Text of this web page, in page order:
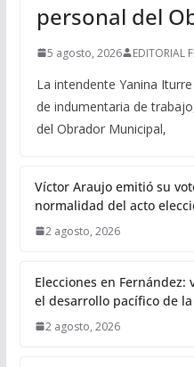
personal del
5 agosto, 2026 EDITORIAL
La intendente Yanina
de indumentaria de
del Obrador Municipal,
Víctor Araujo emitió su
normalidad del acto
2 agosto, 2026
Elecciones en
el desarrollo pacífico de
2 agosto, 2026